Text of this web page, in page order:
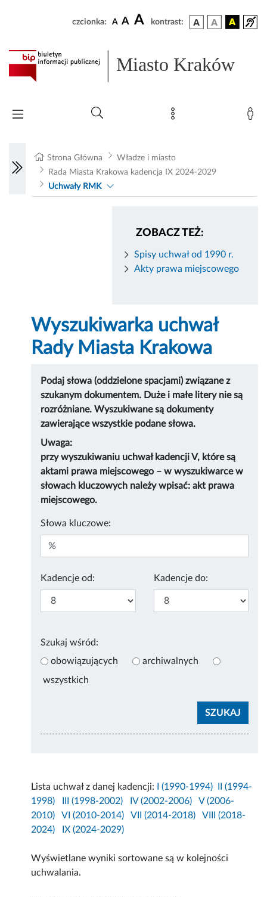
czcionka: A A A kontrast:
Miasto Kraków
Strona Główna
Władze i miasto
Rada Miasta Krakowa kadencja IX 2024-2029
Uchwały RMK
ZOBACZ TEŻ:
Spisy uchwał od 1990 r.
Akty prawa miejscowego
Wyszukiwarka uchwał
Rady Miasta Krakowa
Podaj słowa (oddzielone spacjami) związane z
szukanym dokumentem. Duże i małe litery nie są
rozróżniane. Wyszukiwane są dokumenty
zawierające wszystkie podane słowa.
Uwaga:
przy wyszukiwaniu uchwał kadencji V, które są
aktami prawa miejscowego – w wyszukiwarce w
słowach kluczowych należy wpisać: akt prawa
miejscowego.
Słowa kluczowe:
Kadencje od: Kadencje do:
Szukaj wśród:
obowiązujących
archiwalnych
wszystkich
Lista uchwał z danej kadencji: I (1990-1994)
II (1994-
1998)
III (1998-2002) IV (2002-2006)
V (2006-
2010)
VI (2010-2014) VII (2014-2018)
VIII (2018-
2024)
IX (2024-2029)
Wyświetlane wyniki sortowane są w kolejności
uchwalania.